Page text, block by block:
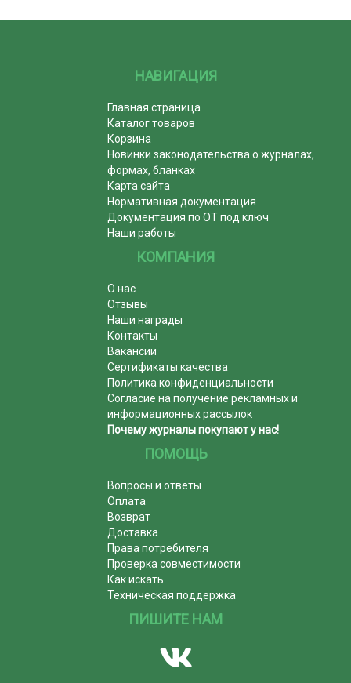
НАВИГАЦИЯ
Главная страница
Каталог товаров
Корзина
Новинки законодательства о журналах,
формах, бланках
Карта сайта
Нормативная документация
Документация по ОТ под ключ
Наши работы
КОМПАНИЯ
О нас
Отзывы
Наши награды
Контакты
Вакансии
Сертификаты качества
Политика конфиденциальности
Согласие на получение рекламных и
информационных рассылок
Почему журналы покупают у нас!
ПОМОЩЬ
Вопросы и ответы
Оплата
Возврат
Доставка
Права потребителя
Проверка совместимости
Как искать
Техническая поддержка
ПИШИТЕ НАМ